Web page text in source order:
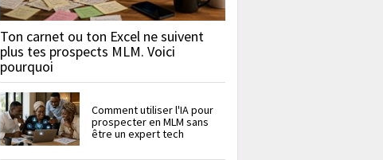
Ton carnet ou ton Excel ne suivent
plus tes prospects MLM. Voici
pourquoi
Comment utiliser l'IA pour
prospecter en MLM sans
être un expert tech